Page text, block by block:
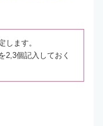
します。
2,3個記入しておく